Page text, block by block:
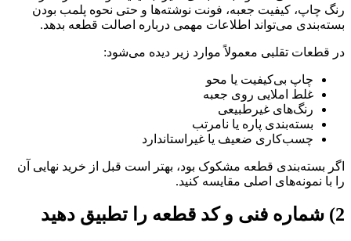
رنگ چاپ، کیفیت جعبه، فونت نوشته‌ها و حتی نحوه پلمب بودن
بسته‌بندی می‌تواند اطلاعات مهمی درباره اصالت قطعه بدهد.
در قطعات تقلبی معمولاً موارد زیر دیده می‌شود:
چاپ بی‌کیفیت یا محو
غلط املایی روی جعبه
رنگ‌های غیرطبیعی
بسته‌بندی پاره یا نامرتب
چسب‌کاری ضعیف یا غیراستاندارد
اگر بسته‌بندی قطعه مشکوک بود، بهتر است قبل از خرید نهایی آن
را با نمونه‌های اصلی مقایسه کنید.
2) شماره فنی و کد قطعه را تطبیق دهید